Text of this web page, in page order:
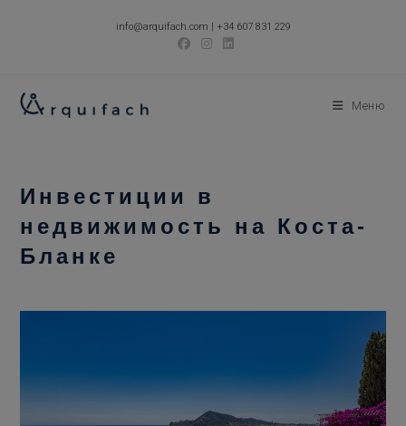
info@arquifach.com | +34 607 831 229
Меню
Инвестиции в
недвижимость на Коста-
Бланке